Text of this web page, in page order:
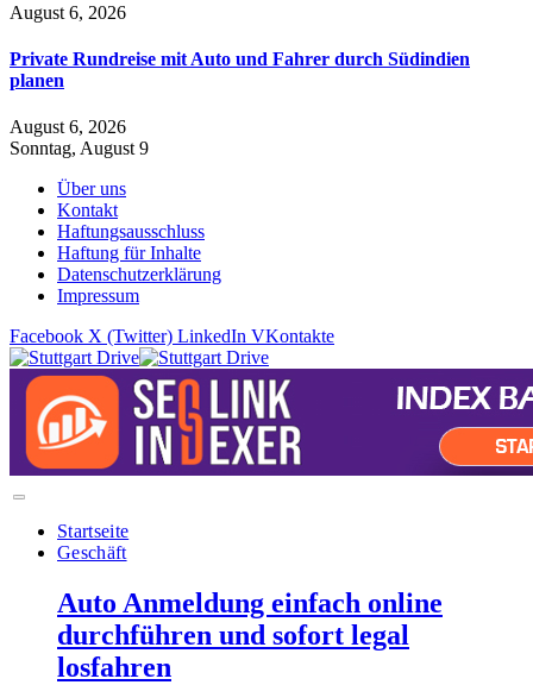
August 6, 2026
Private Rundreise mit Auto und Fahrer durch Südindien
planen
August 6, 2026
Sonntag, August 9
Über uns
Kontakt
Haftungsausschluss
Haftung für Inhalte
Datenschutzerklärung
Impressum
Facebook X (Twitter) LinkedIn VKontakte
Startseite
Geschäft
Auto Anmeldung einfach online
durchführen und sofort legal
losfahren